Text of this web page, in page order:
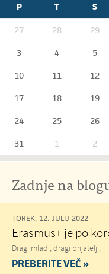
P
T S
27 28 29
3
4 5
10
11 12
17
18 19
24
25 26
31
1 2
Zadnje na
TOREK, 12. JULIJ 2022
Erasmus+ je po
Dragi mladi, dragi prijatelji,
PREBERITE VEČ »